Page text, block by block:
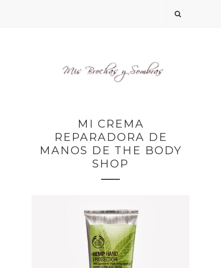
MI CREMA
REPARADORA DE
MANOS DE THE BODY
SHOP